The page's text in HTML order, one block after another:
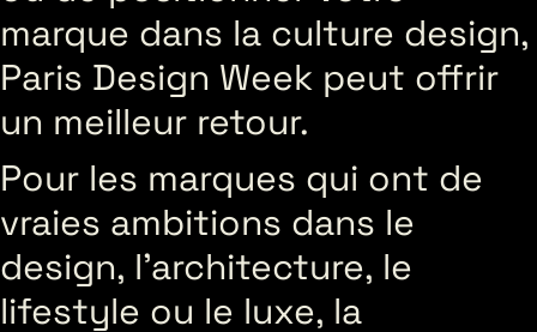
marque dans la culture design,
Paris Design Week peut offrir
un meilleur retour.
Pour les marques qui ont de
vraies ambitions dans le
design, l’architecture, le
lifestyle ou le luxe, la